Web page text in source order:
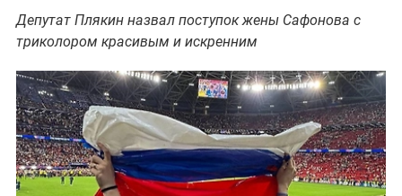
Депутат Плякин назвал поступок жены Сафонова с
триколором красивым и искренним